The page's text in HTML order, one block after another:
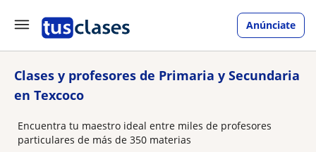
Anúnciate
Clases y profesores de Primaria y Secundaria
en Texcoco
Encuentra tu maestro ideal entre miles de profesores
particulares de más de 350 materias